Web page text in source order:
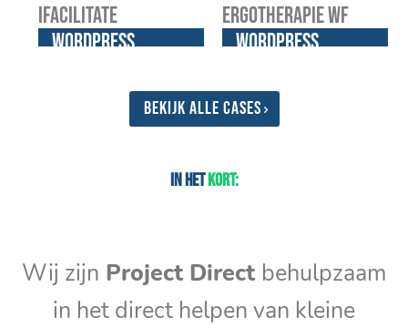
iFacilitate
WordPress
Ergotherapie WF
WordPress
Bekijk alle cases
In hetkort:
Wij zijn Project Direct behulpzaam
in het direct helpen van kleine